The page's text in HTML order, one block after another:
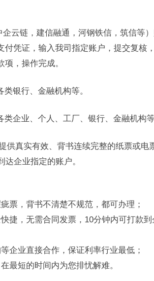
云链，建信融通，河钢铁信，筑信等
付凭证，输入我司指定账户，提交复核
，操作完成。
银行、金融机构等。
类企业、个人、工厂、银行、金融机构等
供真实有效、背书连续完整的纸票或电
达企业指定的账户。
票，背书不清楚不规范，都可办理；
捷，无需合同发票，10分钟内可打款
企业直接合作，保证利率行业最低；
最短的时间内为您排忧解难。